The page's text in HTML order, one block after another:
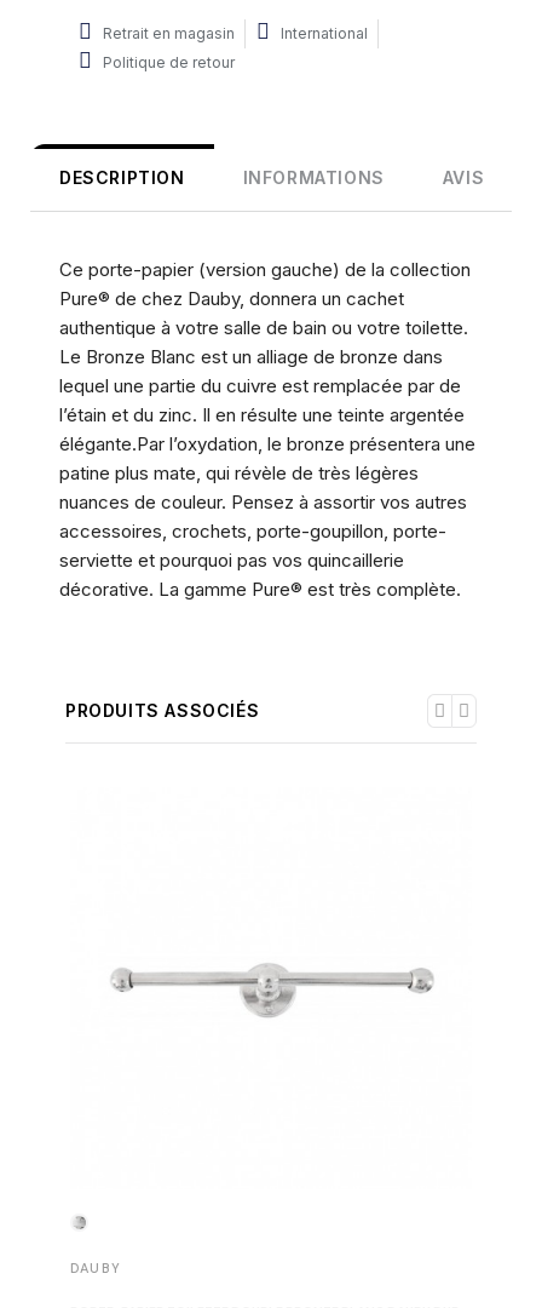
Retrait en magasin
International
Politique de retour
DESCRIPTION INFORMATIONS AVIS
Ce porte-papier (version gauche) de la collection
Pure® de chez Dauby, donnera un cachet
authentique à votre salle de bain ou votre toilette.
Le Bronze Blanc est un alliage de bronze dans
lequel une partie du cuivre est remplacée par de
l’étain et du zinc. Il en résulte une teinte argentée
élégante.Par l’oxydation, le bronze présentera une
patine plus mate, qui révèle de très légères
nuances de couleur. Pensez à assortir vos autres
accessoires, crochets, porte-goupillon, porte-
serviette et pourquoi pas vos quincaillerie
décorative. La gamme Pure® est très complète.
PRODUITS ASSOCIÉS
DAUBY